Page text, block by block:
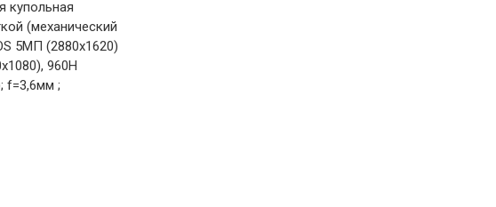
купольная
(механический
5МП (2880х1620)
960H
f=3,6мм ;